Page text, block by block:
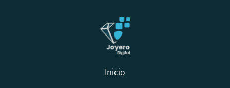
Inicio